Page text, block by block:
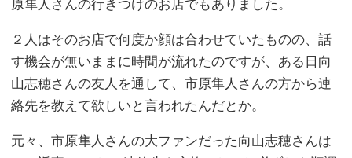
原隼人さんの行きつけのお店でもありました。
２人はそのお店で何度か顔は合わせていたものの、話
す機会が無いままに時間が流れたのですが、ある日向
山志穂さんの友人を通して、市原隼人さんの方から連
絡先を教えて欲しいと言われたんだとか。
元々、市原隼人さんの大ファンだった向山志穂さんは